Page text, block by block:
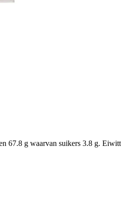
67.8 g waarvan suikers 3.8 g.